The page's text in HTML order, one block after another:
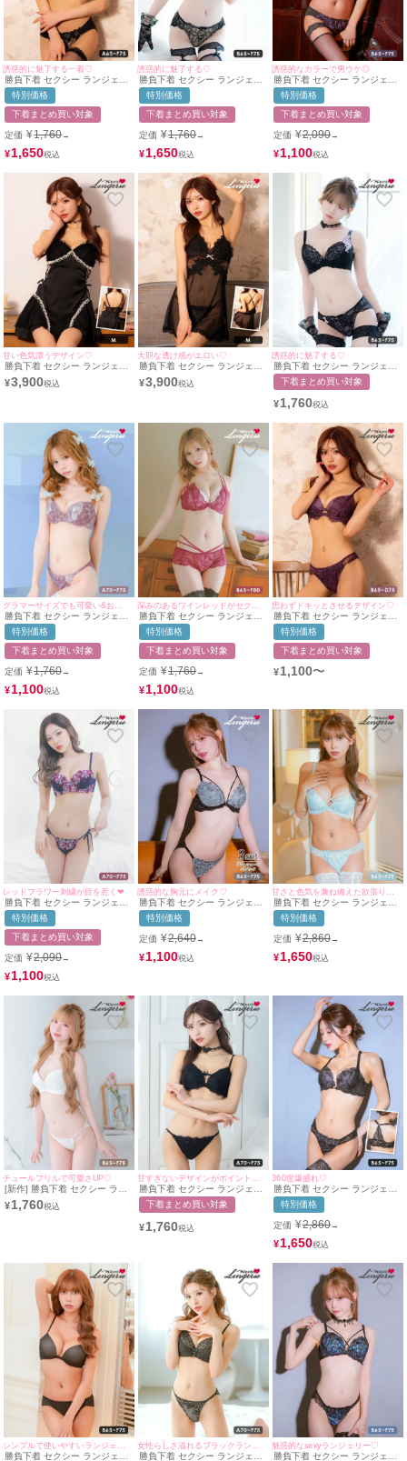
誘惑的に魅了する一着♡
勝負下着 セクシー ランジェリ
ー ヌーディー フラワー刺繍 レ
ース 脇高 ワイヤー ブラジャー
ショーツ 2点セット
特別価格
下着まとめ買い対象
定価 ¥1,760→
¥1,650
誘惑的に魅了する♡
勝負下着 セクシー ランジェリ
ー ヌーディー 刺繍 レース ブ
ラック 黒 脇高 ブラジャー シ
ョーツ 2点セット
特別価格
下着まとめ買い対象
定価 ¥1,760→
¥1,650
誘惑的なカラーで男ウケ◎
勝負下着 セクシー ランジェリ
ー ゴージャスフラワー 刺繍 レ
ース ワイヤー ブラジャー ショ
ーツ 2点セット
特別価格
下着まとめ買い対象
定価 ¥2,090→
¥1,100
甘い色気漂うデザイン♡
勝負下着 セクシー ランジェリ
ー サイド編み上げ ドットシア
ー リボン レーステープ ベビー
¥3,900
大胆な透け感がエロい♡
勝負下着 セクシー ランジェリ
ー 2点セット フラワーレース
リボン シアー ランジェリー T
¥3,900
誘惑的に魅了する♡
勝負下着 セクシー ランジェリ
ー アップリケ 刺繍 レース ワ
イヤー ブラジャー ショーツ 2
下着まとめ買い対象
¥1,760
勝負下着 セクシー ランジェリ
ー 谷間クロスデザイン ボタニ
カル 刺繍 レース ワイヤー 脇
高 グラマーカップ ブラジャー
ショーツ 2点セット
特別価格
下着まとめ買い対象
定価 ¥1,760→
¥1,100
勝負下着 セクシー ランジェリ
ーヌーディーカラー×エレガン
トフラワーレースコードカップ
ブラジャー＆ダブルラインショ
ーツ2点セット
特別価格
下着まとめ買い対象
定価 ¥1,760→
¥1,100
思わずドキッとさせるデザイン♡
勝負下着 セクシー ランジェリ
ー アイラッシュレース レイヤ
ード フロントカットアウト 脇
高 ワイヤー ブラジャー ショー
ツ 2点セット
特別価格
下着まとめ買い対象
¥1,100〜
レッドフラワー刺繍が目を惹く❤︎
勝負下着 セクシー ランジェリ
ー レッドフラワー刺繍デザイ
ンブラ＆紐ショーツ2点セット
特別価格
下着まとめ買い対象
定価 ¥2,090→
¥1,100
誘惑的な胸元にメイク♡
勝負下着 セクシー ランジェリ
ー リリー 刺繍 レース コード
ワイヤー ブラジャー ショーツ
Tバック 3点セット
特別価格
定価 ¥2,640→
¥1,100
勝負下着 セクシー ランジェリ
ー マーブル 刺繍 レース バス
トコード ワイヤー ブラジャー
ショーツ 2点セット
特別価格
定価 ¥2,860→
¥1,650
チュールフリルで可愛さUP♡
[新作] 勝負下着 セクシー ラン
ジェリー リング付き レース ピ
ュア ホワイト 白 脇高 ブラジ
¥1,760
勝負下着 セクシー ランジェリ
ー レース リボン ワンカラー
ブラジャー ショーツ 2点セッ
下着まとめ買い対象
¥1,760
360度爆盛れ♡
勝負下着 セクシー ランジェリ
ー エレガントレース チュール
ベール フロントホック ワイヤ
ー ブラジャー Tバックショー
ツ 2点セット
特別価格
定価 ¥2,860→
¥1,650
勝負下着 セクシー ランジェリ
勝負下着 セクシー ランジェリ
魅惑的なsexyランジェリー♡
勝負下着 セクシー ランジェリ